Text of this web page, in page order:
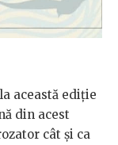
această ediție
din acest
cât și ca